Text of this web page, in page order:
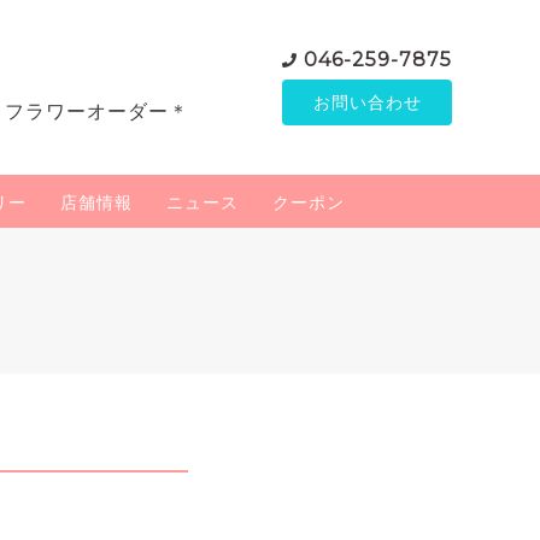
ラワーオーダー＊
046-259-7875
お問い合わせ
ー 店舗情報 ニュース クーポン